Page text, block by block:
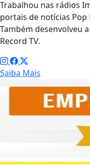
Trabalhou nas rádios
portais de notícias Pop
Também desenvolveu
Record TV.
Saiba Mais